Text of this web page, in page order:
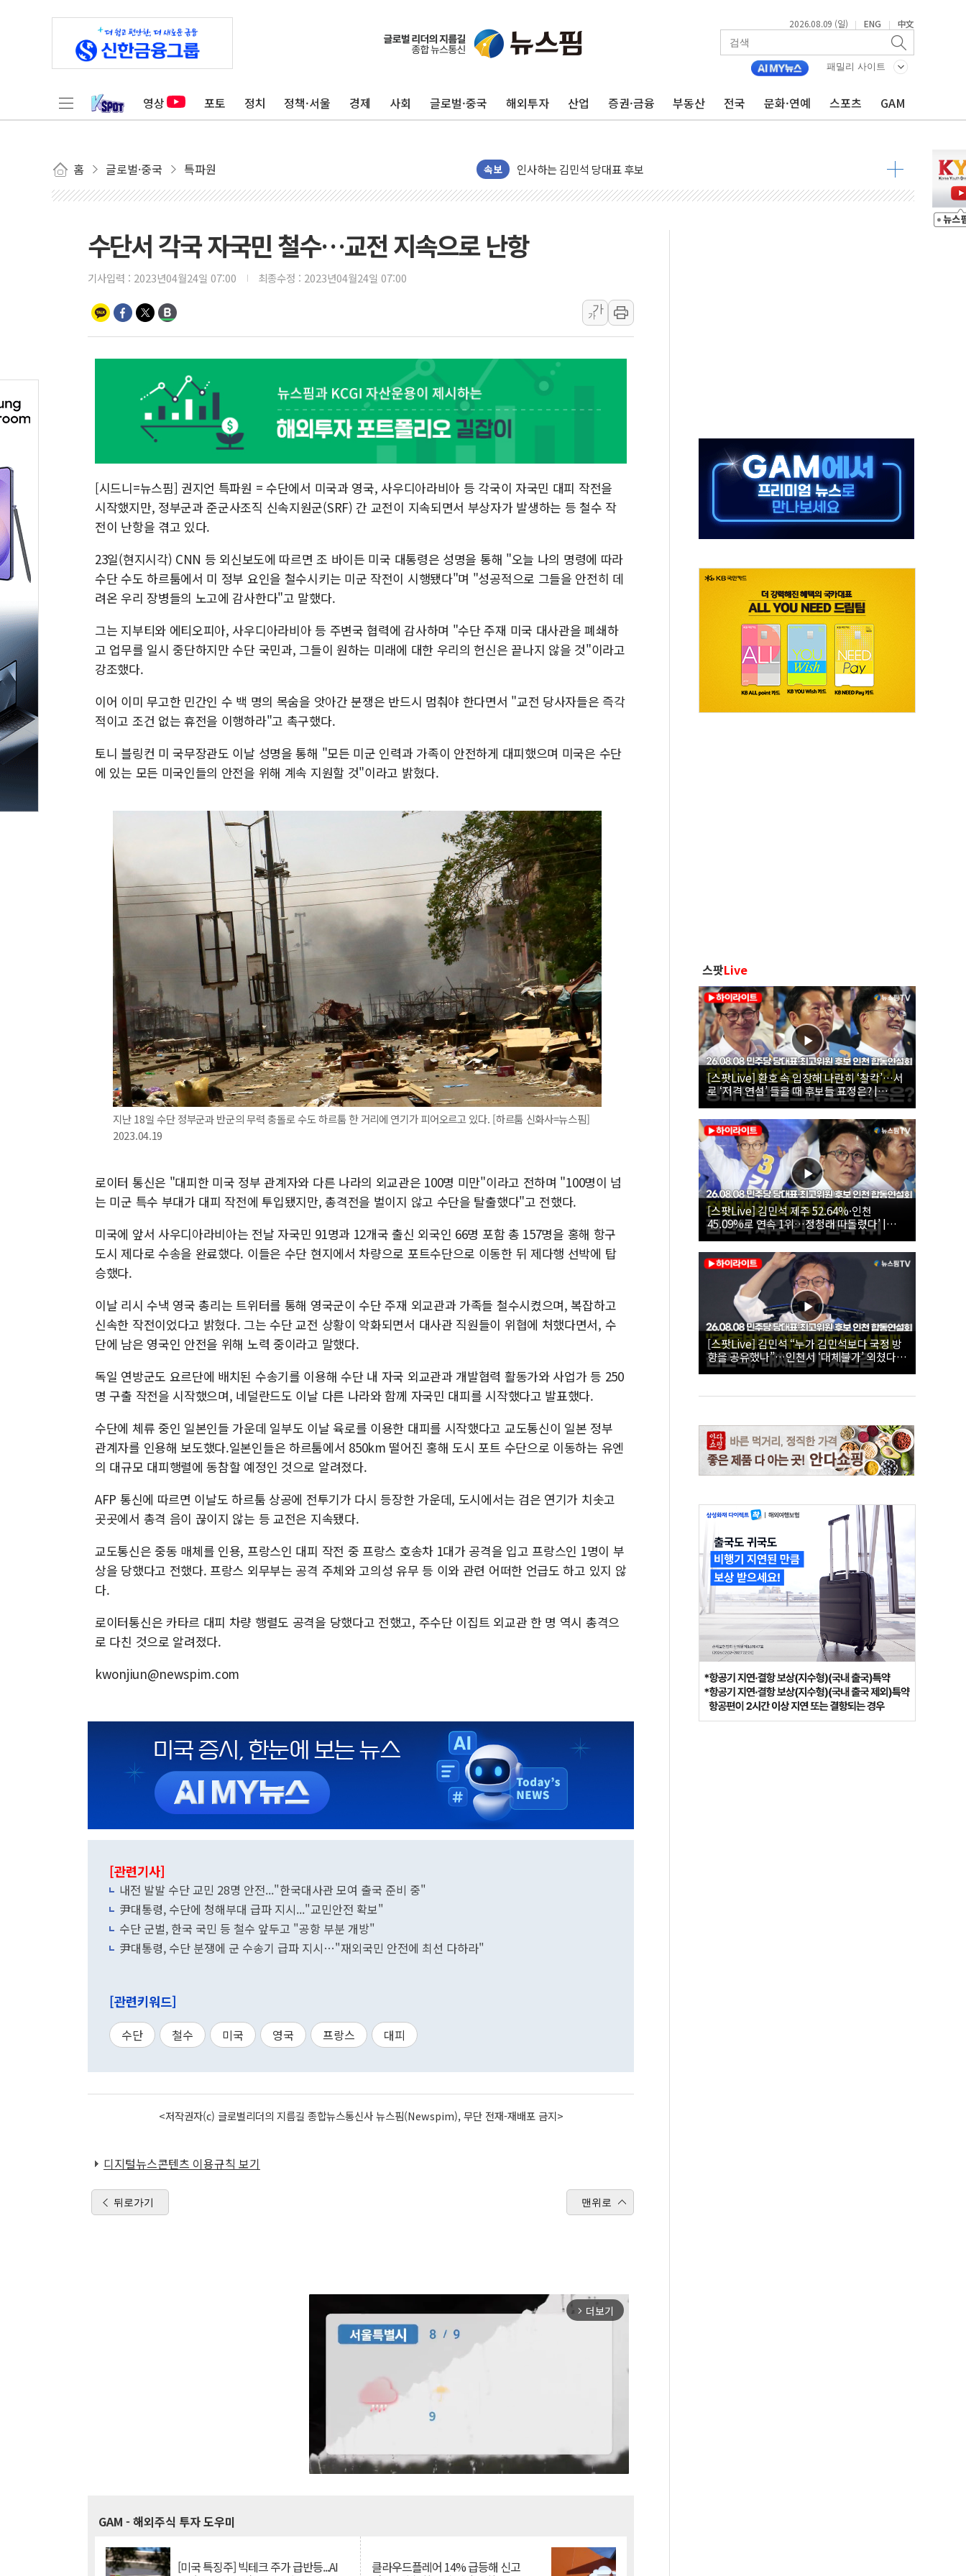
2026.08.09 (일) | ENG | 中文
패밀리 사이트
영상 포토 정치 정책·서울 경제 사회 글로벌·중국 해외투자 산업 증권·금융 부동산 전국 문화·연예 스포츠 GAM
홈 글로벌·중국 특파원 속보
포항시 재난예산 40억 긴급 투입…고수온 양식장 복구·지원 '총력'
울진·영덕 '호우특보'-포항 '산사태 주의보'...경북도, 호우 피해·통제구간 없어
인천 합동연설회 나선 송영길·정청래·김민석 당대표 후보
김민석, 2주차 제주·인천 경선서 정청래에 승리...47.75% vs 42.08%
[속보] 민주, 제주·인천 경선 결과 발표...김민석 47.75% 정청래 42.08%
[속보] 민주, 인천 경선 결과 발표...김민석 45.09% 정청래 43.27% 송영길 11.63%
이번주 국내 주요 금융일정(8.10~8.14)
美, 이란전 출구전략 만지작…공습 한계·탄약 부족 현실화
폐기물 수거하다 참변…60대 환경미화원 수거차에 치여 사망
서울 중랑구 주택가서 흉기 난동…60대 남성 2명 숨져
李대통령 "결혼 때문에 손해 보는 일 없게"…'결혼 페널티' 22개 과제 손본다
여수 오동도 인근 해상서 모터보트 전복…1명 사망·1명 실종
추미애, '위안부' 피해자 기림의 날 참석..."국제적 시민 연대로 목소리 내야"
인천 선재도 갯벌서 해루질 중 실종 60대 나흘만에 숨진 채 발견
'화합' 꺼낸 김민석에 '뻔뻔' 받아친 정청래…제주 연설서 신경전 고조
수단서 각국 자국민 철수…교전 지속으로 난항
기사입력 : 2023년04월24일 07:00 최종수정 : 2023년04월24일 07:00
가
가
[시드니=뉴스핌] 권지언 특파원 = 수단에서 미국과 영국, 사우디아라비아 등 각국이 자국민 대피 작전을
시작했지만, 정부군과 준군사조직 신속지원군(SRF) 간 교전이 지속되면서 부상자가 발생하는 등 철수 작
전이 난항을 겪고 있다.
23일(현지시각) CNN 등 외신보도에 따르면 조 바이든 미국 대통령은 성명을 통해 "오늘 나의 명령에 따라
수단 수도 하르툼에서 미 정부 요인을 철수시키는 미군 작전이 시행됐다"며 "성공적으로 그들을 안전히 데
려온 우리 장병들의 노고에 감사한다"고 말했다.
그는 지부티와 에티오피아, 사우디아라비아 등 주변국 협력에 감사하며 "수단 주재 미국 대사관을 폐쇄하
고 업무를 일시 중단하지만 수단 국민과, 그들이 원하는 미래에 대한 우리의 헌신은 끝나지 않을 것"이라고
강조했다.
이어 이미 무고한 민간인 수 백 명의 목숨을 앗아간 분쟁은 반드시 멈춰야 한다면서 "교전 당사자들은 즉각
적이고 조건 없는 휴전을 이행하라"고 촉구했다.
토니 블링컨 미 국무장관도 이날 성명을 통해 "모든 미군 인력과 가족이 안전하게 대피했으며 미국은 수단
에 있는 모든 미국인들의 안전을 위해 계속 지원할 것"이라고 밝혔다.
지난 18일 수단 정부군과 반군의 무력 충돌로 수도 하르툼 한 거리에 연기가 피어오르고 있다. [하르툼 신화사=뉴스핌]
2023.04.19
로이터 통신은 "대피한 미국 정부 관계자와 다른 나라의 외교관은 100명 미만"이라고 전하며 "100명이 넘
는 미군 특수 부대가 대피 작전에 투입됐지만, 총격전을 벌이지 않고 수단을 탈출했다"고 전했다.
미국에 앞서 사우디아라비아는 전날 자국민 91명과 12개국 출신 외국인 66명 포함 총 157명을 홍해 항구
도시 제다로 수송을 완료했다. 이들은 수단 현지에서 차량으로 포트수단으로 이동한 뒤 제다행 선박에 탑
승했다.
이날 리시 수낵 영국 총리는 트위터를 통해 영국군이 수단 주재 외교관과 가족들 철수시켰으며, 복잡하고
신속한 작전이었다고 밝혔다. 그는 수단 교전 상황이 악화되면서 대사관 직원들이 위협에 처했다면서, 수
단에 남은 영국인 안전을 위해 노력 중이라고 말했다.
독일 연방군도 요르단에 배치된 수송기를 이용해 수단 내 자국 외교관과 개발협력 활동가와 사업가 등 250
명 구출 작전을 시작했으며, 네덜란드도 이날 다른 나라와 함께 자국민 대피를 시작했다고 발표했다.
수단에 체류 중인 일본인들 가운데 일부도 이날 육로를 이용한 대피를 시작했다고 교도통신이 일본 정부
관계자를 인용해 보도했다.일본인들은 하르툼에서 850km 떨어진 홍해 도시 포트 수단으로 이동하는 유엔
의 대규모 대피행렬에 동참할 예정인 것으로 알려졌다.
AFP 통신에 따르면 이날도 하르툼 상공에 전투기가 다시 등장한 가운데, 도시에서는 검은 연기가 치솟고
곳곳에서 총격 음이 끊이지 않는 등 교전은 지속됐다.
교도통신은 중동 매체를 인용, 프랑스인 대피 작전 중 프랑스 호송차 1대가 공격을 입고 프랑스인 1명이 부
상을 당했다고 전했다. 프랑스 외무부는 공격 주체와 고의성 유무 등 이와 관련 어떠한 언급도 하고 있지 않
다.
로이터통신은 카타르 대피 차량 행렬도 공격을 당했다고 전했고, 주수단 이집트 외교관 한 명 역시 총격으
로 다친 것으로 알려졌다.
kwonjiun@newspim.com
[관련기사]
내전 발발 수단 교민 28명 안전..."한국대사관 모여 출국 준비 중"
尹대통령, 수단에 청해부대 급파 지시..."교민안전 확보"
수단 군벌, 한국 국민 등 철수 앞두고 "공항 부분 개방"
尹대통령, 수단 분쟁에 군 수송기 급파 지시…"재외국민 안전에 최선 다하라"
[관련키워드]
수단 철수 미국 영국 프랑스 대피
<저작권자(c) 글로벌리더의 지름길 종합뉴스통신사 뉴스핌(Newspim), 무단 전재-재배포 금지>
디지털뉴스콘텐츠 이용규칙 보기
뒤로가기 맨위로
arrow_forward_ios 더보기
GAM - 해외주식 투자 도우미
[미국 특징주] 빅테크 주가 급반등...AI 클라우드플레어 14% 급등해 신고
스팟Live
[스팟Live] 환호 속 입장해 나란히 ‘찰칵’…서
로 ‘저격 연설’ 들을 때 후보들 표정은? |
26.08.08 더불어민주당 당대표·최고위원 후
보 인천 합동연설회
[스팟Live] 김민석 제주 52.64%·인천
45.09%로 연속 1위…정청래 따돌렸다’ |
26.08.08 더불어민주당 당대표·최고위원 후
보 인천 합동연설회
[스팟Live] 김민석 “누가 김민석보다 국정 방
향을 공유했나”…인천서 ‘대체불가’ 외쳤다 |
26.08.08 더불어민주당 당대표·최고위원 후